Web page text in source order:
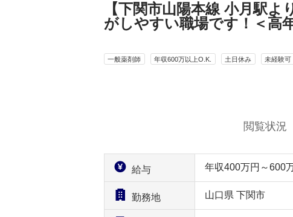
【下関市山陽本線 小月駅
がしやすい職場です！＜高
一般薬剤師 年収600万以上O.K. 土日休み 未経験可
閲覧状況
給与 年収400万円～600
勤務地 山口県 下関市